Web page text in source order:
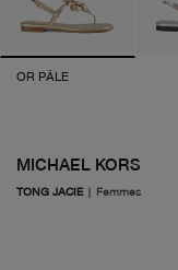
OR PÂLE
MICHAEL KORS
TONG JACIE| Femmes